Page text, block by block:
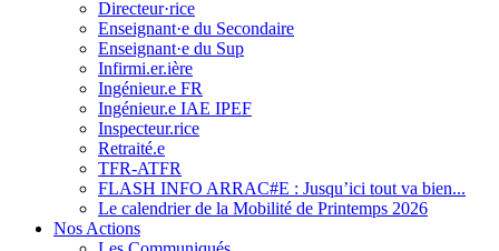
Directeur·rice
Enseignant·e du Secondaire
Enseignant·e du Sup
Infirmi.er.ière
Ingénieur.e FR
Ingénieur.e IAE IPEF
Inspecteur.rice
Retraité.e
TFR-ATFR
FLASH INFO ARRAC#E : Jusqu’ici tout va bien...
Le calendrier de la Mobilité de Printemps 2026
Nos Actions